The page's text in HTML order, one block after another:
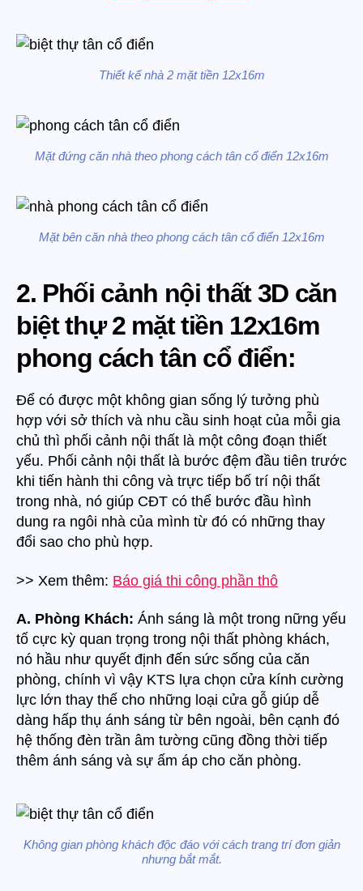
Thiết kế nhà 2 mặt tiền 12x16m
Mặt đứng căn nhà theo phong cách tân cổ điển 12x16m
Mặt bên căn nhà theo phong cách tân cổ điển 12x16m
2. Phối cảnh nội thất 3D căn
biệt thự 2 mặt tiền 12x16m
phong cách tân cổ điển:
Để có được một không gian sống lý tưởng phù
hợp với sở thích và nhu cầu sinh hoạt của mỗi gia
chủ thì phối cảnh nội thất là một công đoạn thiết
yếu. Phối cảnh nội thất là bước đệm đầu tiên trước
khi tiến hành thi công và trực tiếp bố trí nội thất
trong nhà, nó giúp CĐT có thể bước đầu hình
dung ra ngôi nhà của mình từ đó có những thay
đổi sao cho phù hợp.
>> Xem thêm: Báo giá thi công phần thô
A. Phòng Khách: Ánh sáng là một trong nững yếu
tố cực kỳ quan trọng trong nội thất phòng khách,
nó hầu như quyết định đến sức sống của căn
phòng, chính vì vậy KTS lựa chọn cửa kính cường
lực lớn thay thế cho những loại cửa gỗ giúp dễ
dàng hấp thụ ánh sáng từ bên ngoài, bên cạnh đó
hệ thống đèn trần âm tường cũng đồng thời tiếp
thêm ánh sáng và sự ấm áp cho căn phòng.
Không gian phòng khách độc đáo với cách trang trí đơn giản
nhưng bắt mắt.